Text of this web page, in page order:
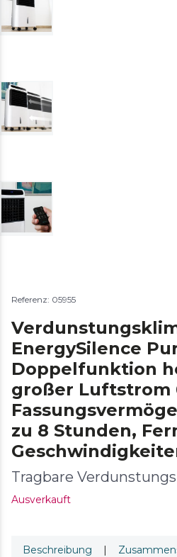
Referenz: 05955
EnergySilence
Doppelfunktion
großer Luftstrom
zu 8 Stunden,
Tragbare
Ausverkauft
Beschreibung |